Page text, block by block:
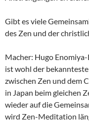
Gibt es viele
des Zen und der
Macher: Hugo
ist wohl der
zwischen Zen und dem
in Japan beim gleichen
wieder auf die
wird Zen-Meditation